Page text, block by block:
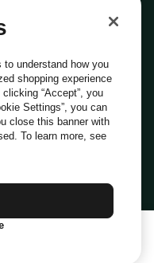
Cookie
Etico
DPO: dpo@everli.com
understand how you
shopping experience
“Accept”, you
Settings”, you can
close this banner with
To learn more, see